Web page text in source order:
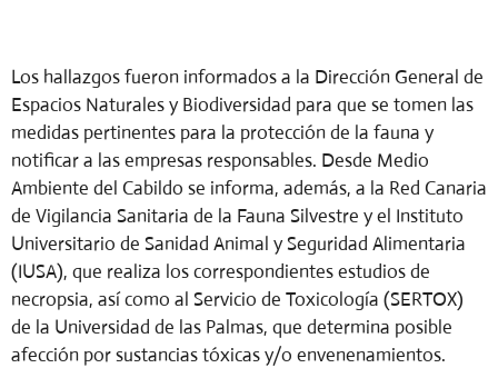
Los hallazgos fueron informados a la Dirección General de
Espacios Naturales y Biodiversidad para que se tomen las
medidas pertinentes para la protección de la fauna y
notificar a las empresas responsables. Desde Medio
Ambiente del Cabildo se informa, además, a la Red Canaria
de Vigilancia Sanitaria de la Fauna Silvestre y el Instituto
Universitario de Sanidad Animal y Seguridad Alimentaria
(IUSA), que realiza los correspondientes estudios de
necropsia, así como al Servicio de Toxicología (SERTOX)
de la Universidad de las Palmas, que determina posible
afección por sustancias tóxicas y/o envenenamientos.